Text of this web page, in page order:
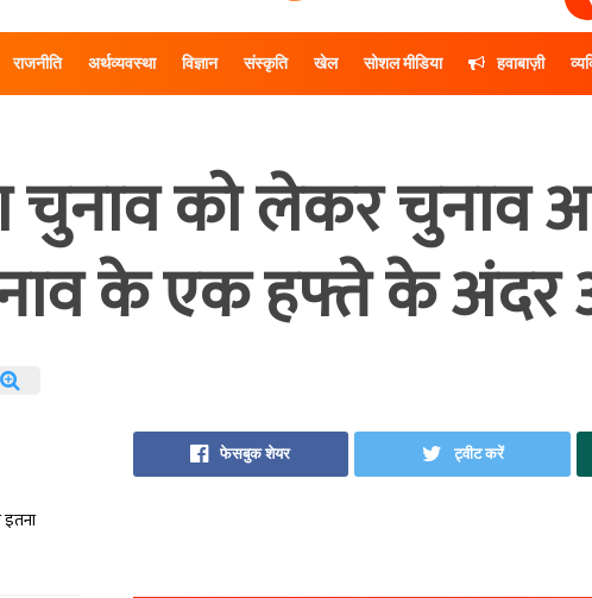
राजनीति अर्थव्यवस्था विज्ञान संस्कृति खेल सोशल मीडिया हवाबाज़ी
चुनाव को लेकर चुनाव
के एक हफ्ते के अंदर
फेसबुक शेयर ट्वीट करें